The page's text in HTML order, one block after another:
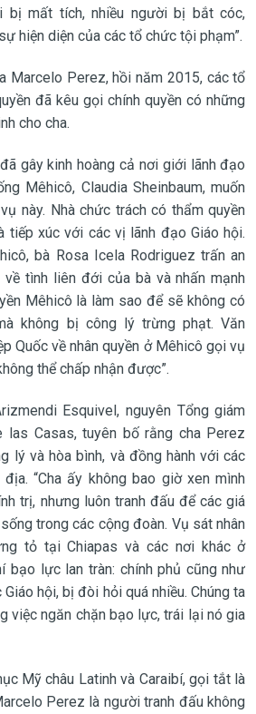
bị mất tích, nhiều người bị bắt cóc,
hiện diện của các tổ chức tội phạm”.
Marcelo Perez, hồi năm 2015, các tổ
đã kêu gọi chính quyền có những
cho cha.
gây kinh hoàng cả nơi giới lãnh đạo
Mêhicô, Claudia Sheinbaum, muốn
này. Nhà chức trách có thẩm quyền
tiếp xúc với các vị lãnh đạo Giáo hội.
bà Rosa Icela Rodriguez trấn an
tình liên đới của bà và nhấn mạnh
Mêhicô là làm sao để sẽ không có
không bị công lý trừng phạt. Văn
Quốc về nhân quyền ở Mêhicô gọi vụ
thể chấp nhận được”.
Esquivel, nguyên Tổng giám
las Casas, tuyên bố rằng cha Perez
lý và hòa bình, và đồng hành với các
“Cha ấy không bao giờ xen mình
trị, nhưng luôn tranh đấu để các giá
trong các cộng đoàn. Vụ sát nhân
tỏ tại Chiapas và các nơi khác ở
bạo lực lan tràn: chính phủ cũng như
hội, bị đòi hỏi quá nhiều. Chúng ta
việc ngăn chặn bạo lực, trái lại nó gia
Mỹ châu Latinh và Caraibí, gọi tắt là
Perez là người tranh đấu không